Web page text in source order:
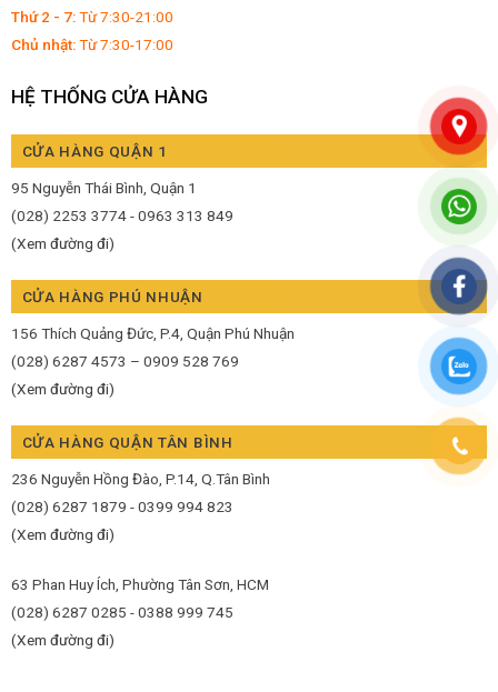
Thứ 2 - 7:Từ 7:30-21:00
Chủ nhật:Từ 7:30-17:00
HỆ THỐNG CỬA HÀNG
CỬA HÀNG QUẬN 1
95 Nguyễn Thái Bình, Quận 1
(028) 2253 3774 - 0963 313 849
(Xem đường đi)
CỬA HÀNG PHÚ NHUẬN
156 Thích Quảng Đức, P.4, Quận Phú Nhuận
(028) 6287 4573 – 0909 528 769
(Xem đường đi)
CỬA HÀNG QUẬN TÂN BÌNH
236 Nguyễn Hồng Đào, P.14, Q.Tân Bình
(028) 6287 1879 - 0399 994 823
(Xem đường đi)
63 Phan Huy Ích, Phường Tân Sơn, HCM
(028) 6287 0285 - 0388 999 745
(Xem đường đi)